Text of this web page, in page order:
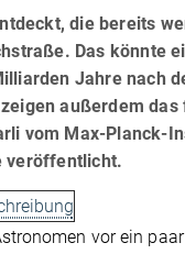
die bereits
Das könnte
Jahre nach
außerdem
vom Max-Planck-
veröffentlicht.
vor ein